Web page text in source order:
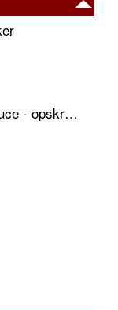
Andesteg med æbler, svesker og sauce - opskrift også til jul